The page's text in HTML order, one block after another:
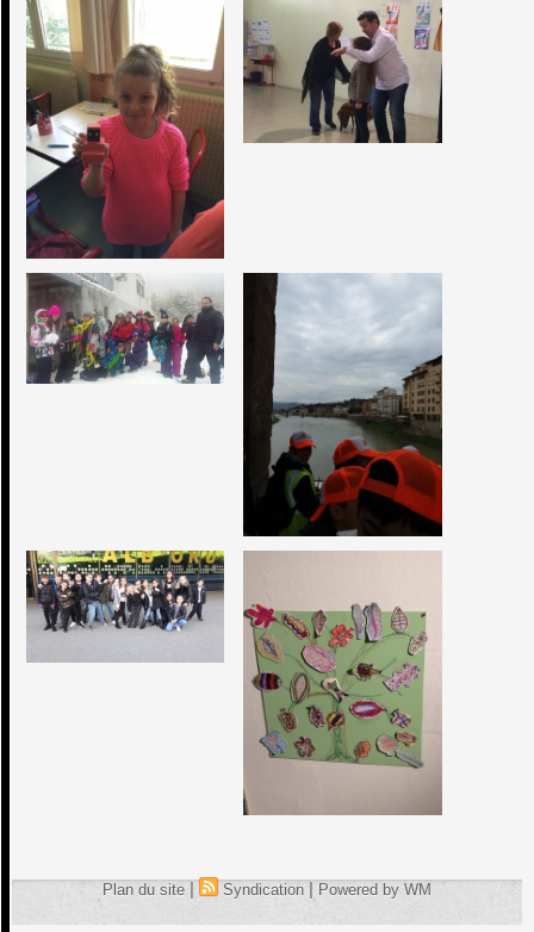
Plan du site | Syndication | Powered by WM